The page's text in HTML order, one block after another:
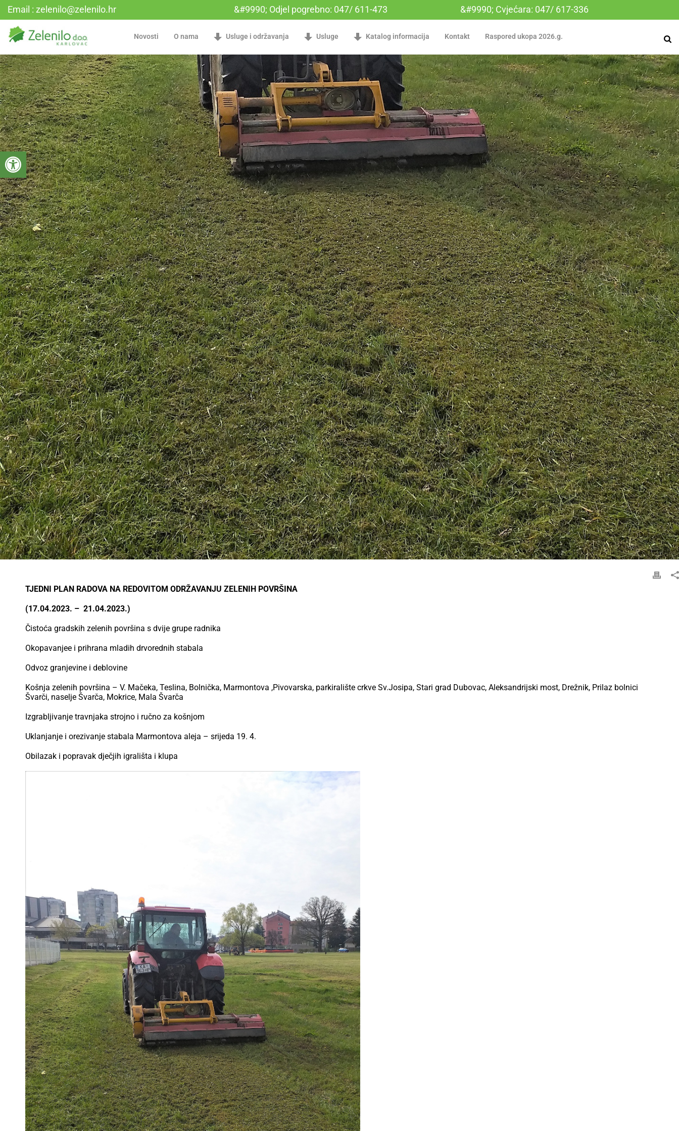
Open toolbar
Email : zelenilo@zelenilo.hr &#9990; Odjel pogrebno: 047/ 611-473 &#9990; Cvjećara: 047/ 617-336
Novosti O nama Usluge i održavanja Usluge Katalog informacija Kontakt Raspored ukopa 2026.g.
TJEDNI PLAN RADOVA NA REDOVITOM ODRŽAVANJU ZELENIH POVRŠINA
(17.04.2023. – 21.04.2023.)
Čistoća gradskih zelenih površina s dvije grupe radnika
Okopavanjee i prihrana mladih drvorednih stabala
Odvoz granjevine i deblovine
Košnja zelenih površina – V. Mačeka, Teslina, Bolnička, Marmontova ,Pivovarska, parkiralište crkve Sv.Josipa, Stari grad Dubovac, Aleksandrijski most, Drežnik, Prilaz bolnici
Švarči, naselje Švarča, Mokrice, Mala Švarča
Izgrabljivanje travnjaka strojno i ručno za košnjom
Uklanjanje i orezivanje stabala Marmontova aleja – srijeda 19. 4.
Obilazak i popravak dječjih igrališta i klupa